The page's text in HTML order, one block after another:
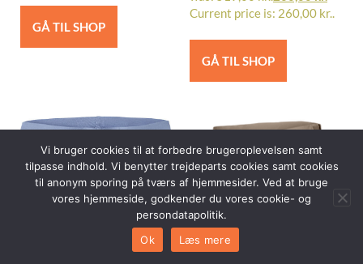
GÅ TIL SHOP
Current price is: 260,00 kr..
GÅ TIL SHOP
Vi bruger cookies til at forbedre brugeroplevelsen samt
tilpasse indhold. Vi benytter trejdeparts cookies samt cookies
til anonym sporing på tværs af hjemmesider. Ved at bruge
vores hjemmeside, godkender du vores cookie- og
persondatapolitik.
Ok
Læs mere